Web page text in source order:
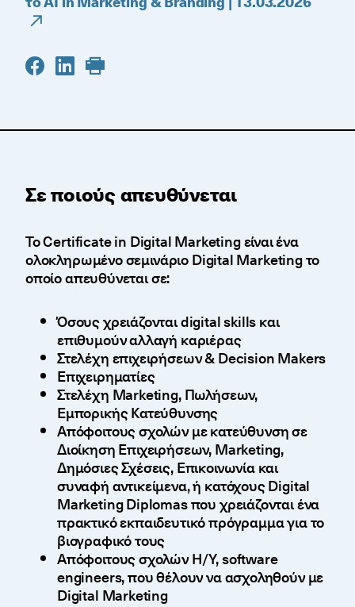
Σε ποιούς απευθύνεται
Το Certificate in Digital Marketing είναι ένα
ολοκληρωμένο σεμινάριο Digital Marketing το
οποίο απευθύνεται σε:
Όσους χρειάζονται digital skills και
επιθυμούν αλλαγή καριέρας
Στελέχη επιχειρήσεων & Decision Makers
Επιχειρηματίες
Στελέχη Marketing, Πωλήσεων,
Εμπορικής Κατεύθυνσης
Απόφοιτους σχολών με κατεύθυνση σε
Διοίκηση Επιχειρήσεων, Marketing,
Δημόσιες Σχέσεις, Επικοινωνία και
συναφή αντικείμενα, ή κατόχους Digital
Marketing Diplomas που χρειάζονται ένα
πρακτικό εκπαιδευτικό πρόγραμμα για το
βιογραφικό τους
Απόφοιτους σχολών Η/Υ, software
engineers, που θέλουν να ασχοληθούν με
Digital Marketing